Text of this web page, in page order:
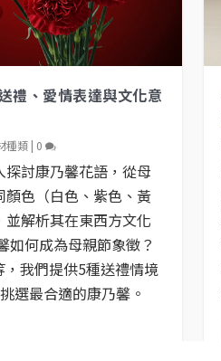
禮、愛情表達與文化意
種類 | 0
討康乃馨花語，從母
色（白色、紫色、黃
解析其在東西方文化
如何成為母親節象徵？
我們提供5種送禮情境
選最合適的康乃馨。